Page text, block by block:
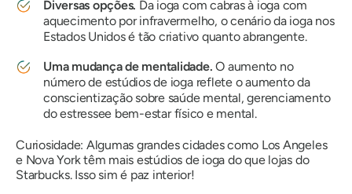
Diversas opções. Da ioga com cabras à ioga com
aquecimento por infravermelho, o cenário da ioga nos
Estados Unidos é tão criativo quanto abrangente.
Uma mudança de mentalidade. O aumento no
número de estúdios de ioga reflete o aumento da
conscientização sobre saúde mental,gerenciamento
do estressee bem-estar físico e mental.
Curiosidade: Algumas grandes cidades como Los Angeles
e Nova York têm mais estúdios de ioga do que lojas do
Starbucks. Isso sim épaz interior!